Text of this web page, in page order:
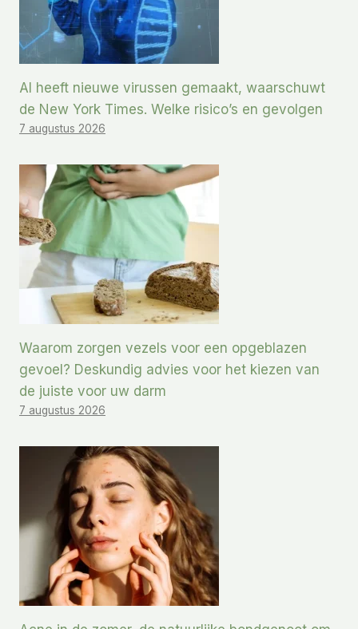
AI heeft nieuwe virussen gemaakt, waarschuwt
de New York Times. Welke risico’s en gevolgen
7 augustus 2026
Waarom zorgen vezels voor een opgeblazen
gevoel? Deskundig advies voor het kiezen van
de juiste voor uw darm
7 augustus 2026